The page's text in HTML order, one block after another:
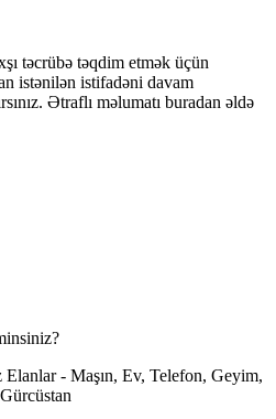
təcrübə təqdim etmək üçün
istənilən istifadəni davam
Ətraflı məlumatı buradan əldə
- Maşın, Ev, Telefon, Geyim,